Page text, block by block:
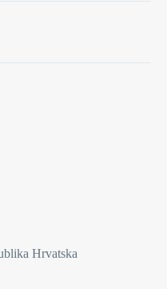
Hrvatska